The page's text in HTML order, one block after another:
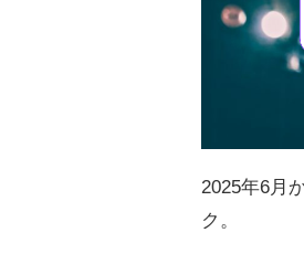
2025年6月
ク。